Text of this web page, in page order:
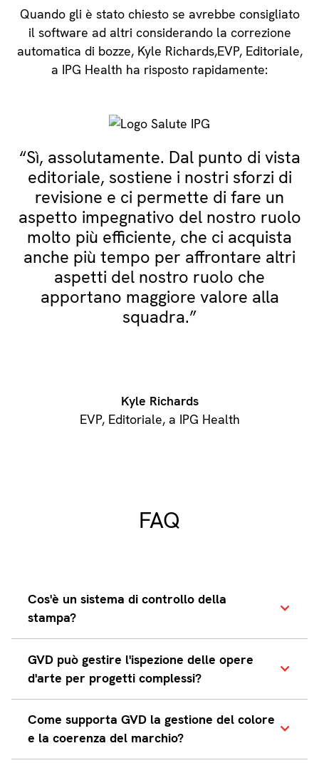
Quando gli è stato chiesto se avrebbe consigliato
il software ad altri considerando la correzione
automatica di bozze, Kyle Richards,EVP, Editoriale,
a IPG Health ha risposto rapidamente:
“Sì, assolutamente. Dal punto di vista
editoriale, sostiene i nostri sforzi di
revisione e ci permette di fare un
aspetto impegnativo del nostro ruolo
molto più efficiente, che ci acquista
anche più tempo per affrontare altri
aspetti del nostro ruolo che
apportano maggiore valore alla
squadra.”
Kyle Richards
EVP, Editoriale, a IPG Health
FAQ
Cos'è un sistema di controllo della
stampa?
Un sistema di controllo della stampa,
come GVD, è uno strumento
progettato per rilevare ed eliminare
di raggiungere la produzione.
Automatizza le ispezioni per testi,
grafici, codici a barre, Braille, e
GVD può gestire l'ispezione delle opere
d'arte per progetti complessi?
Sì. GVD utilizza il confronto pixel-to-
pixel per evidenziare anche le
Come supporta GVD la gestione del colore
e la coerenza del marchio?